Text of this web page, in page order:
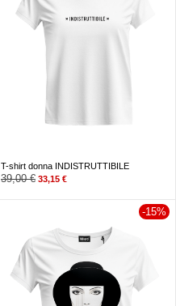
T-shirt donna INDISTRUTTIBILE
39,00€ 33,15 €
-15%